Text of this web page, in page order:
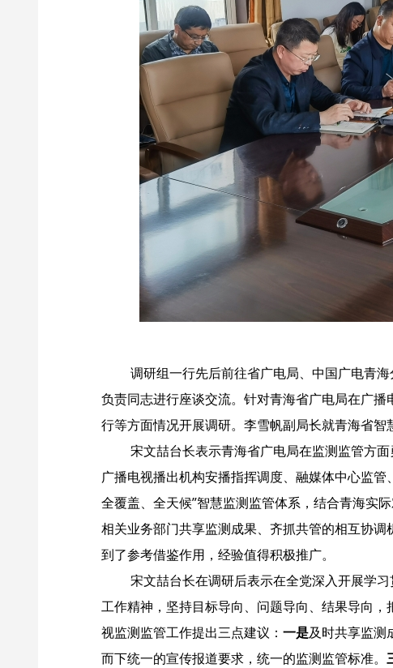
调研组一行先后前往省广电局、中国广电青
负责同志进行座谈交流。针对青海省广电局在广
行等方面情况开展调研。李雪帆副局长就青海省
宋文喆台长表示青海省广电局在监测监管方
广播电视播出机构安播指挥调度、融媒体中心监
全覆盖、全天候”智慧监测监管体系，结合青海实
相关业务部门共享监测成果、齐抓共管的相互协
到了参考借鉴作用，经验值得积极推广。
宋文喆台长在调研后表示在全党深入开展学
工作精神，坚持目标导向、问题导向、结果导向
视监测监管工作提出三点建议： 一是及时共享监测
而下统一的宣传报道要求，统一的监测监管标准。